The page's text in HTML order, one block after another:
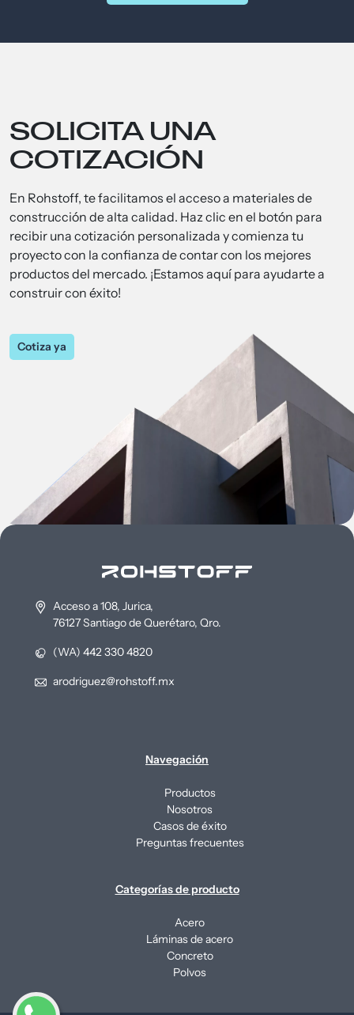
SOLICITA UNA
COTIZACIÓN
En Rohstoff, te facilitamos el acceso a materiales de
construcción de alta calidad. Haz clic en el botón para
recibir una cotización personalizada y comienza tu
proyecto con la confianza de contar con los mejores
productos del mercado. ¡Estamos aquí para ayudarte a
construir con éxito!
Cotiza ya
Acceso a 108, Jurica,
76127 Santiago de Querétaro, Qro.
(WA) 442 330 4820
arodriguez@rohstoff.mx
Navegación
Productos
Nosotros
Casos de éxito
Preguntas frecuentes
Categorías de producto
Acero
Láminas de acero
Concreto
Polvos